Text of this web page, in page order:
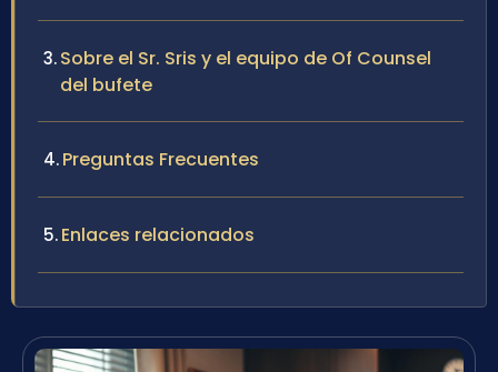
Sobre el Sr. Sris y el equipo de Of Counsel
del bufete
Preguntas Frecuentes
Enlaces relacionados